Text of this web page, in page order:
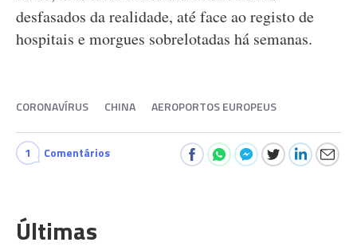
desfasados da realidade, até face ao registo de
hospitais e morgues sobrelotadas há semanas.
CORONAVÍRUS CHINA AEROPORTOS EUROPEUS
1 Comentários
Últimas